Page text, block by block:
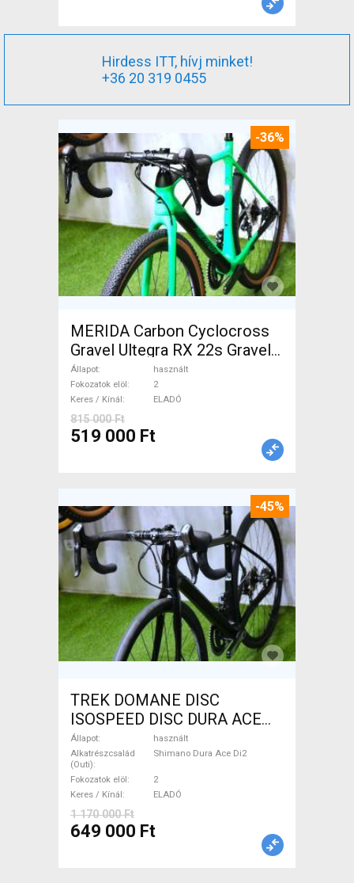
Hirdess ITT, hívj minket!
+36 20 319 0455
-36%
MERIDA Carbon Cyclocross
Gravel Ultegra RX 22s Gravel /
CX tárcsafék használt ELADÓ
Állapot
használt
Fokozatok elöl
2
Keres / Kínál
ELADÓ
815 000 Ft
519 000 Ft
-45%
TREK DOMANE DISC
ISOSPEED DISC DURA ACE
Di2 2x11 52/53 Országúti
Shimano Dura Ace Di2
tárcsafék használt ELADÓ
Állapot
használt
Alkatrészcsalád
(Outi)
Shimano Dura Ace Di2
Fokozatok elöl
2
Keres / Kínál
ELADÓ
1 170 000 Ft
649 000 Ft